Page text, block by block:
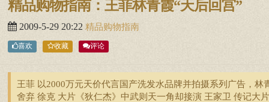
精品购物指南：王菲林青霞“天后回宫”
2009-5-29 20:22 精品购物指南
喜欢 收藏 评论
王菲 以2000万元天价代言国产洗发水品牌并拍摄系列广告，林
舍弃 徐克 大片《狄仁杰》中武则天一角却接演 王家卫 传记大片